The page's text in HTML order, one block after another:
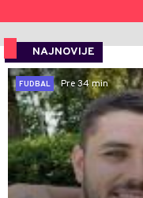
NAJNOVIJE
FUDBAL
Pre 34 min